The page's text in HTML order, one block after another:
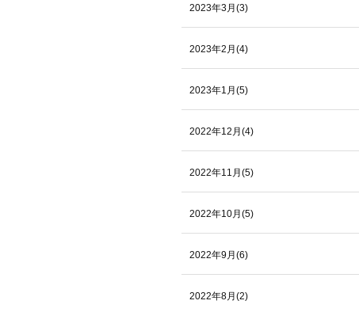
2023年3月(3)
2023年2月(4)
2023年1月(5)
2022年12月(4)
2022年11月(5)
2022年10月(5)
2022年9月(6)
2022年8月(2)